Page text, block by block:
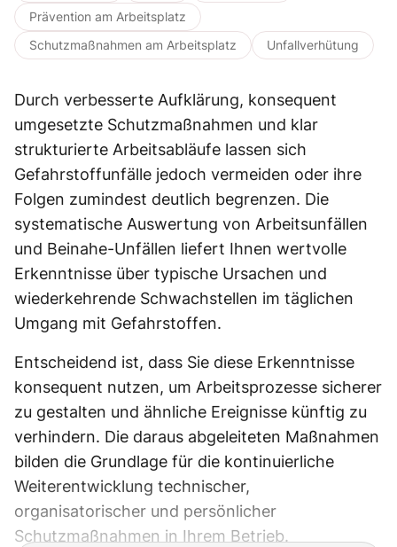
Prävention am Arbeitsplatz
Schutzmaßnahmen am Arbeitsplatz
Unfallverhütung
Durch verbesserte Aufklärung, konsequent
umgesetzte Schutzmaßnahmen und klar
strukturierte Arbeitsabläufe lassen sich
Gefahrstoffunfälle jedoch vermeiden oder ihre
Folgen zumindest deutlich begrenzen. Die
systematische Auswertung von Arbeitsunfällen
und Beinahe-Unfällen liefert Ihnen wertvolle
Erkenntnisse über typische Ursachen und
wiederkehrende Schwachstellen im täglichen
Umgang mit Gefahrstoffen.
Entscheidend ist, dass Sie diese Erkenntnisse
konsequent nutzen, um Arbeitsprozesse sicherer
zu gestalten und ähnliche Ereignisse künftig zu
verhindern. Die daraus abgeleiteten Maßnahmen
bilden die Grundlage für die kontinuierliche
Weiterentwicklung technischer,
organisatorischer und persönlicher
Schutzmaßnahmen in Ihrem Betrieb.